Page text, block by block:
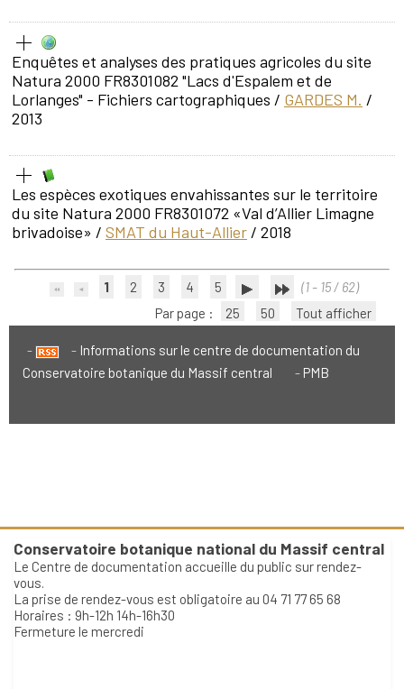
Enquêtes et analyses des pratiques agricoles du site
Natura 2000 FR8301082 "Lacs d'Espalem et de
Lorlanges" - Fichiers cartographiques / GARDES M. /
2013
Les espèces exotiques envahissantes sur le territoire
du site Natura 2000 FR8301072 «Val d’Allier Limagne
brivadoise» / SMAT du Haut-Allier/ 2018
1 2 3 4 5
(1 - 15 / 62)
Par page :
25 50 Tout afficher
Informations sur le centre de documentation du
Conservatoire botanique du Massif central
PMB
Conservatoire botanique national du Massif central
Le Centre de documentation accueille du public sur rendez-
vous.
La prise de rendez-vous est obligatoire au 04 71 77 65 68
Horaires : 9h-12h 14h-16h30
Fermeture le mercredi